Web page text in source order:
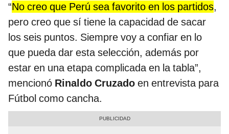
“No creo que Perú sea favorito en los partidos,
pero creo que sí tiene la capacidad de sacar
los seis puntos. Siempre voy a confiar en lo
que pueda dar esta selección, además por
estar en una etapa complicada en la tabla”,
mencionó Rinaldo Cruzado en entrevista para
Fútbol como cancha.